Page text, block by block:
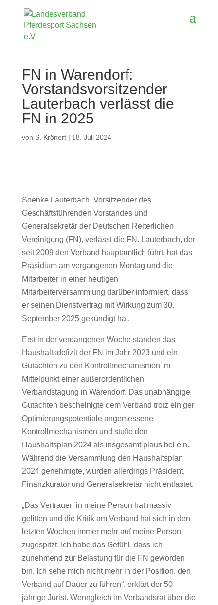
FN in Warendorf:
Vorstandsvorsitzender
Lauterbach verlässt die
FN in 2025
von S. Krönert| 18. Juli 2024
Soenke Lauterbach, Vorsitzender des
Geschäftsführenden Vorstandes und
Generalsekretär der Deutschen Reiterlichen
Vereinigung (FN), verlässt die FN. Lauterbach, der
seit 2009 den Verband hauptamtlich führt, hat das
Präsidium am vergangenen Montag und die
Mitarbeiter in einer heutigen
Mitarbeiterversammlung darüber informiert, dass
er seinen Dienstvertrag mit Wirkung zum 30.
September 2025 gekündigt hat.
Erst in der vergangenen Woche standen das
Haushaltsdefizit der FN im Jahr 2023 und ein
Gutachten zu den Kontrollmechanismen im
Mittelpunkt einer außerordentlichen
Verbandstagung in Warendorf. Das unabhängige
Gutachten bescheinigte dem Verband trotz einiger
Optimierungspotentiale angemessene
Kontrollmechanismen und stufte den
Haushaltsplan 2024 als insgesamt plausibel ein.
Während die Versammlung den Haushaltsplan
2024 genehmigte, wurden allerdings Präsident,
Finanzkurator und Generalsekretär nicht entlastet.
„Das Vertrauen in meine Person hat massiv
gelitten und die Kritik am Verband hat sich in den
letzten Wochen immer mehr auf meine Person
zugespitzt. Ich habe das Gefühl, dass ich
zunehmend zur Belastung für die FN geworden
bin. Ich sehe mich nicht mehr in der Position, den
Verband auf Dauer zu führen“, erklärt der 50-
jährige Jurist. Wenngleich im Verbandsrat über die